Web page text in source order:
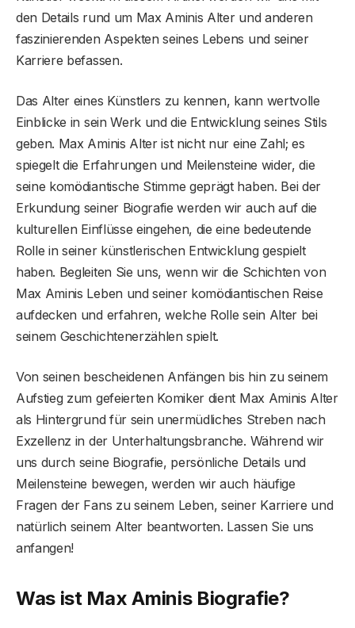
den Details rund um Max Aminis Alter und anderen
faszinierenden Aspekten seines Lebens und seiner
Karriere befassen.
Das Alter eines Künstlers zu kennen, kann wertvolle
Einblicke in sein Werk und die Entwicklung seines Stils
geben. Max Aminis Alter ist nicht nur eine Zahl; es
spiegelt die Erfahrungen und Meilensteine ​​wider, die
seine komödiantische Stimme geprägt haben. Bei der
Erkundung seiner Biografie werden wir auch auf die
kulturellen Einflüsse eingehen, die eine bedeutende
Rolle in seiner künstlerischen Entwicklung gespielt
haben. Begleiten Sie uns, wenn wir die Schichten von
Max Aminis Leben und seiner komödiantischen Reise
aufdecken und erfahren, welche Rolle sein Alter bei
seinem Geschichtenerzählen spielt.
Von seinen bescheidenen Anfängen bis hin zu seinem
Aufstieg zum gefeierten Komiker dient Max Aminis Alter
als Hintergrund für sein unermüdliches Streben nach
Exzellenz in der Unterhaltungsbranche. Während wir
uns durch seine Biografie, persönliche Details und
Meilensteine ​​bewegen, werden wir auch häufige
Fragen der Fans zu seinem Leben, seiner Karriere und
natürlich seinem Alter beantworten. Lassen Sie uns
anfangen!
Was ist Max Aminis Biografie?